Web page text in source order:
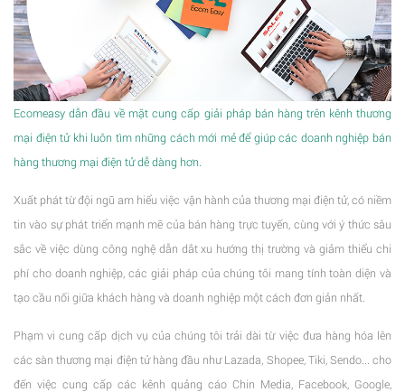
Ecomeasy dẫn đầu về mặt cung cấp giải pháp bán hàng trên kênh thương
mại điện tử khi luôn tìm những cách mới mẻ để giúp các doanh nghiệp bán
hàng thương mại điện tử dễ dàng hơn.
Xuất phát từ đội ngũ am hiểu việc vận hành của thương mại điện tử, có niềm
tin vào sự phát triển mạnh mẽ của bán hàng trực tuyến, cùng với ý thức sâu
sắc về việc dùng công nghệ dẫn dắt xu hướng thị trường và giảm thiểu chi
phí cho doanh nghiệp, các giải pháp của chúng tôi mang tính toàn diện và
tạo cầu nối giữa khách hàng và doanh nghiệp một cách đơn giản nhất.
Phạm vi cung cấp dịch vụ của chúng tôi trải dài từ việc đưa hàng hóa lên
các sàn thương mại điện tử hàng đầu như Lazada, Shopee, Tiki, Sendo... cho
đến việc cung cấp các kênh quảng cáo Chin Media, Facebook, Google,